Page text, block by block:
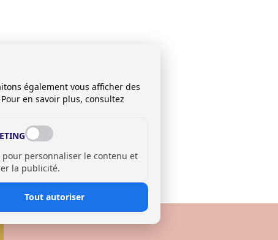
également vous afficher des
en savoir plus, consultez
pour personnaliser le contenu et
la publicité.
Tout autoriser